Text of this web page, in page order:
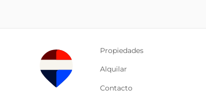
Propiedades
Alquilar
Contacto